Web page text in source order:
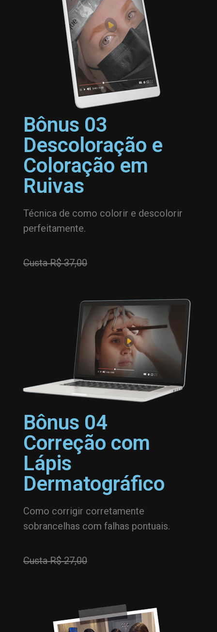
Bônus 03
Descoloração e
Coloração em
Ruivas
Técnica de como colorir e descolorir
perfeitamente.
Custa R$ 37,00
Bônus 04
Correção com
Lápis
Dermatográfico
Como corrigir corretamente
sobrancelhas com falhas pontuais.
Custa R$ 27,00